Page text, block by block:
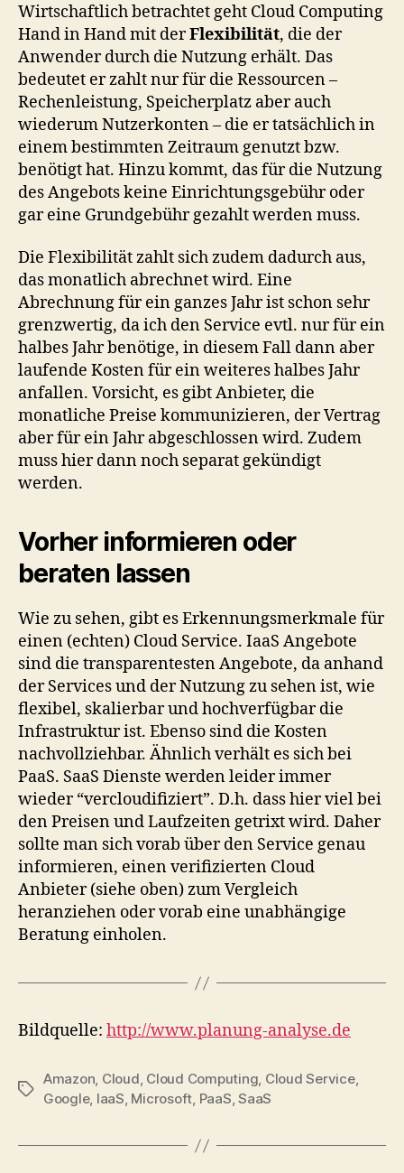
Wirtschaftlich betrachtet geht Cloud Computing
Hand in Hand mit derFlexibilität, die der
Anwender durch die Nutzung erhält. Das
bedeutet er zahlt nur für die Ressourcen –
Rechenleistung, Speicherplatz aber auch
wiederum Nutzerkonten – die er tatsächlich in
einem bestimmten Zeitraum genutzt bzw.
benötigt hat. Hinzu kommt, das für die Nutzung
des Angebots keine Einrichtungsgebühr oder
gar eine Grundgebühr gezahlt werden muss.
Die Flexibilität zahlt sich zudem dadurch aus,
das monatlich abrechnet wird. Eine
Abrechnung für ein ganzes Jahr ist schon sehr
grenzwertig, da ich den Service evtl. nur für ein
halbes Jahr benötige, in diesem Fall dann aber
laufende Kosten für ein weiteres halbes Jahr
anfallen. Vorsicht, es gibt Anbieter, die
monatliche Preise kommunizieren, der Vertrag
aber für ein Jahr abgeschlossen wird. Zudem
muss hier dann noch separat gekündigt
werden.
Vorher informieren oder
beraten lassen
Wie zu sehen, gibt es Erkennungsmerkmale für
einen (echten) Cloud Service. IaaS Angebote
sind die transparentesten Angebote, da anhand
der Services und der Nutzung zu sehen ist, wie
flexibel, skalierbar und hochverfügbar die
Infrastruktur ist. Ebenso sind die Kosten
nachvollziehbar. Ähnlich verhält es sich bei
PaaS. SaaS Dienste werden leider immer
wieder “vercloudifiziert”. D.h. dass hier viel bei
den Preisen und Laufzeiten getrixt wird. Daher
sollte man sich vorab über den Service genau
informieren, einen verifizierten Cloud
Anbieter (siehe oben) zum Vergleich
heranziehen oder vorab eine unabhängige
Beratung einholen.
Bildquelle: http://www.planung-analyse.de
Tags
Amazon, Cloud, Cloud Computing, Cloud Service,
Google, IaaS, Microsoft, PaaS,SaaS